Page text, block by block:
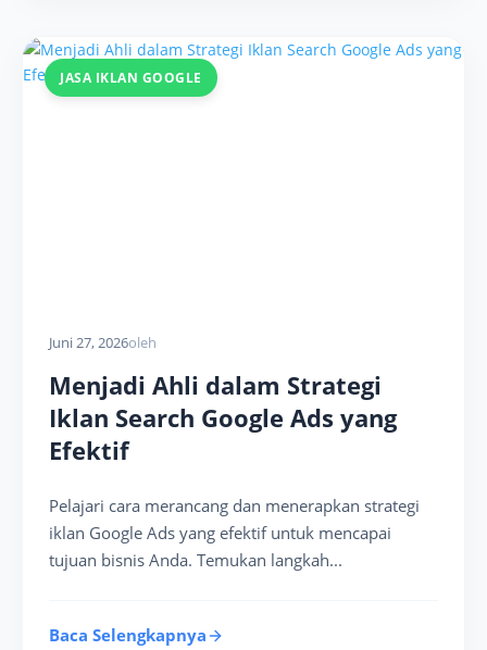
JASA IKLAN GOOGLE
Juni 27, 2026oleh
Menjadi Ahli dalam Strategi
Iklan Search Google Ads yang
Efektif
Pelajari cara merancang dan menerapkan strategi
iklan Google Ads yang efektif untuk mencapai
tujuan bisnis Anda. Temukan langkah...
Baca Selengkapnya